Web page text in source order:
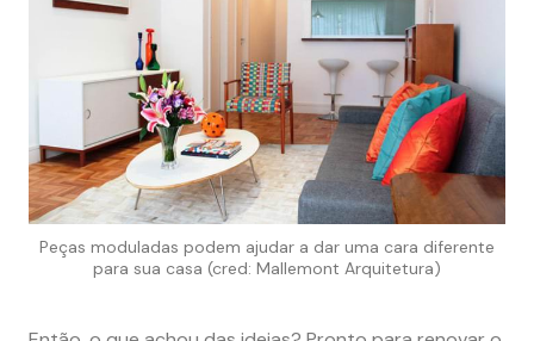
Peças moduladas podem ajudar a dar uma cara diferente
para sua casa (cred: Mallemont Arquitetura)